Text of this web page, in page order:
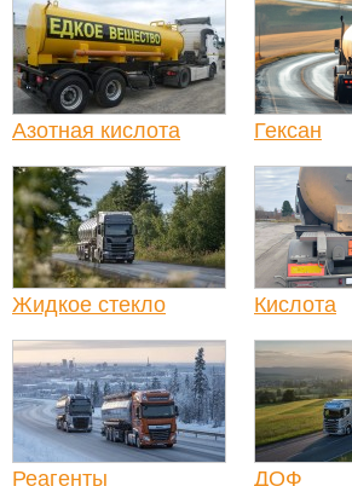
Азотная кислота Гексан
Жидкое стекло Кислота
Реагенты ДОФ